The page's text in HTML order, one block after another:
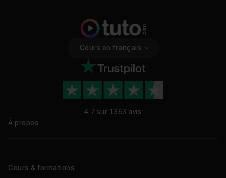
Cours en français
4.7 sur 1363 avis
À propos
Cours & formations